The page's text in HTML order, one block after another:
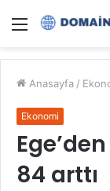
Menü
Anasayfa /
Ekonomi
84 arttı